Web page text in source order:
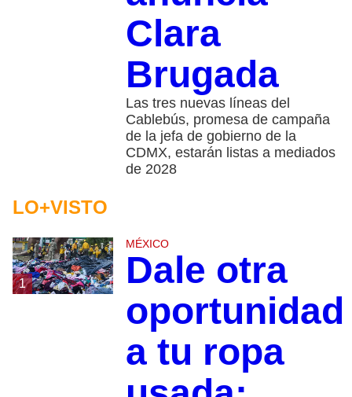
Clara
Brugada
Las tres nuevas líneas del
Cablebús, promesa de campaña
de la jefa de gobierno de la
CDMX, estarán listas a mediados
de 2028
LO+VISTO
1
MÉXICO
Dale otra
oportunidad
a tu ropa